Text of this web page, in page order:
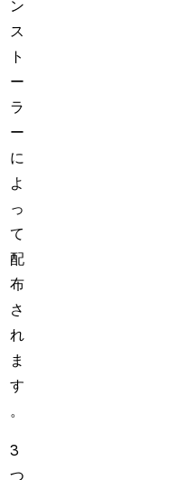
ン
ス
ト
ー
ラ
ー
に
よ
っ
て
配
布
さ
れ
ま
す
。
3
つ